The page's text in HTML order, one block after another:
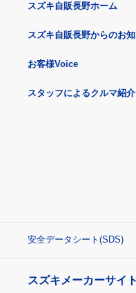
スズキ自販長野ホーム
スズキ自販長野からのお
お客様Voice
スタッフによるクルマ紹介
安全データシート(SDS)
スズキメーカーサイト